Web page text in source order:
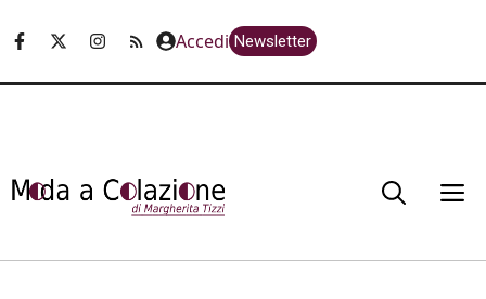
Accedi Newsletter